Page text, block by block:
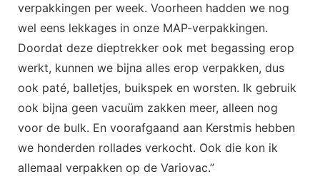
verpakkingen per week. Voorheen hadden we nog
wel eens lekkages in onze MAP-verpakkingen.
Doordat deze dieptrekker ook met begassing erop
werkt, kunnen we bijna alles erop verpakken, dus
ook paté, balletjes, buikspek en worsten. Ik gebruik
ook bijna geen vacuüm zakken meer, alleen nog
voor de bulk. En voorafgaand aan Kerstmis hebben
we honderden rollades verkocht. Ook die kon ik
allemaal verpakken op de Variovac.”